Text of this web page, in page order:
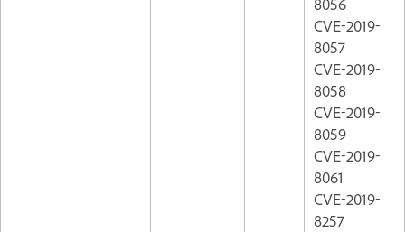
CVE-2019-
8057
CVE-2019-
8058
CVE-2019-
8059
CVE-2019-
8061
CVE-2019-
8257